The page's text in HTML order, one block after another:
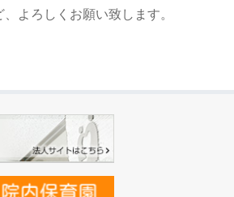
よろしくお願い致します。